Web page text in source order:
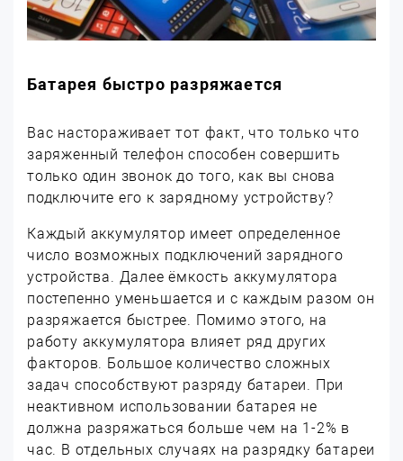
Батарея быстро разряжается
Вас настораживает тот факт, что только что
заряженный телефон способен совершить
только один звонок до того, как вы снова
подключите его к зарядному устройству?
Каждый аккумулятор имеет определенное
число возможных подключений зарядного
устройства. Далее ёмкость аккумулятора
постепенно уменьшается и с каждым разом он
разряжается быстрее. Помимо этого, на
работу аккумулятора влияет ряд других
факторов. Большое количество сложных
задач способствуют разряду батареи. При
неактивном использовании батарея не
должна разряжаться больше чем на 1-2% в
час. В отдельных случаях на разрядку батареи